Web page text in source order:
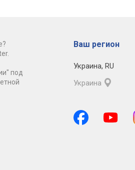
под
Ваш регион
Украина, RU
Украина